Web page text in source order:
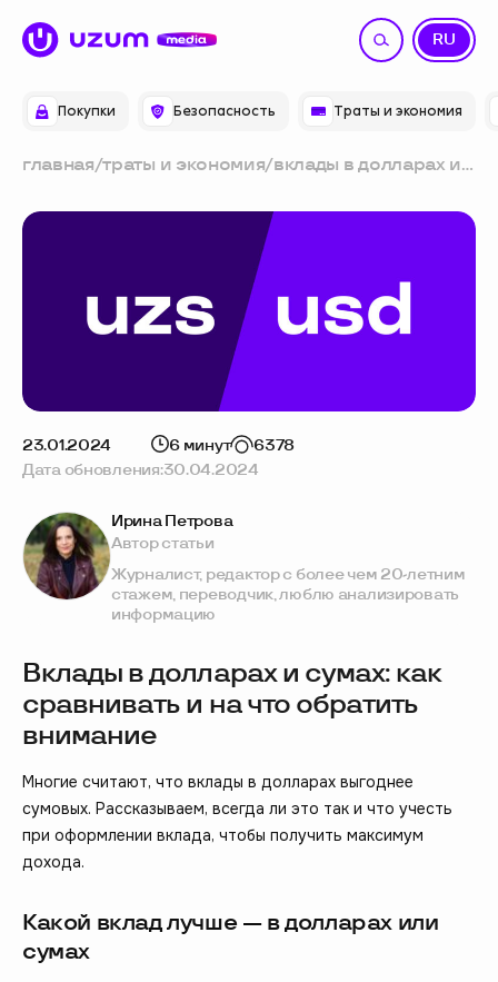
Покупки Безопасность Траты и экономия
RU
UZ
главная/траты и экономия/вклады в долларах и
сравнивать и на что
23.01.2024 6 минут
6378
Дата обновления:30.04.2024
Вклады в долларах и сумах: как
сравнивать и на что обратить
внимание
Многие считают, что вклады в долларах выгоднее
сумовых. Рассказываем, всегда ли это так и что учесть
при оформлении вклада, чтобы получить максимум
дохода.
Какой вклад лучше — в долларах или
сумах
Ирина Петрова
Автор статьи
Журналист, редактор с более чем 20-летним
стажем, переводчик, люблю анализировать
информацию